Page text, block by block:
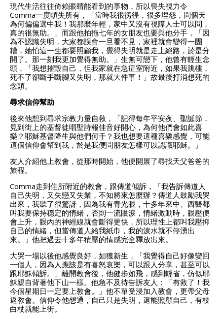
現代生活往往倚賴眼睛能看到的事物，所以喪失視力令
Comma一度頓失所有，「當時我很徬徨，很多埋怨，問個天
為何偏偏選中我！我那麼年輕，家中又沒有視障人士可以問，
真的很無助。」而跟他拍拖七年的女朋友也要與他分手，「因
為不認識失明，大家都誤會一旦看不見，家裡就會變得一團
糟，她怕這一生都要照顧我，覺得失明就是走上絕路，於是分
開了。那一刻我更加覺得無助。」生無可戀下，他曾有輕生念
頭，「我想摧毀自己，但我家就在急症室附近，如果我跳樓，
死不了卻斷手斷腳又失明，那就大件事！」故最後打消想死的
念頭。
尋求信仰幫助
後來他想到尋求宗教力量自救，「記得每年平安夜、聖誕節，
見到街上的基督徒唱聖詩報佳音好開心，為何他們會如此喜
樂？耶穌基督降生與他們何干？我也想要這種喜樂感覺，可能
這個信仰會幫到我，於是我便問朋友怎樣可以認識耶穌。」
友人介紹他上教會，從那時開始，他便開展了尋找天父爸爸的
旅程。
Comma走到住所附近的教會，跟傳道傾訴，「我告訴傳道人
自己失明，又失戀又失業，不知將來怎麼辦？傳道人鼓勵我哭
出來，我聽了很驚訝，因為我有青光眼，十多年來中、西醫都
叫我要保持穩定的情緒，否則一流眼淚，情緒激動時，眼壓便
會上升，眼內的神經線就會斷得更快，所以理性上都叫我壓抑
自己的情緒，但當傳道人給我紙巾，我的淚水就不停湧出
來。」他把過去十多年積壓的情感完全釋放出來。
大哭一場以後他感覺良好，如獲新生，「我覺得自己好像變回
一個人，因為人應該是有喜怒哀樂，可以跟人分享，甚至可以
跟耶穌傾訴。」離開教會後，他健步如飛，感到輕省，仿似耶
穌親自背著他下山一樣。他急不及待告訴友人：「有救了！我
今個星期日一定要上教會。」他不單受浸加入教會，更帶父母
返教會。信仰令他想通，自己只是失明，還能照顧自己，有枝
白杖就能上街。